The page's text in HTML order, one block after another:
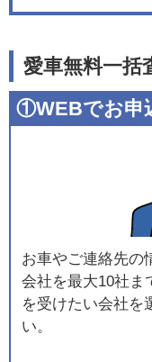
愛車無料一括
①WEBでお申
お車やご連絡先の
会社を最大10社ま
を受けたい会社を
い。